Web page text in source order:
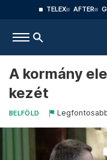
TELEX AFTER
A kormány
kezét
BELFÖLD